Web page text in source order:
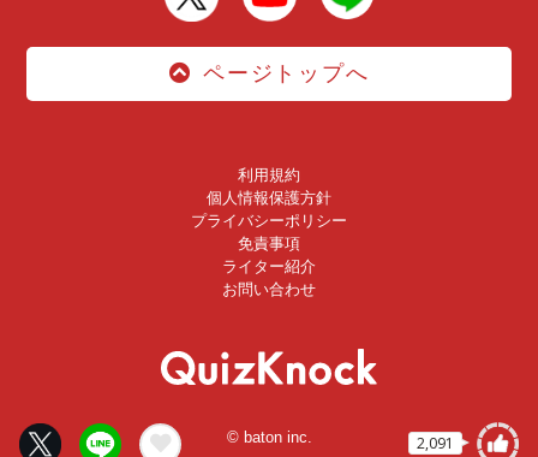
2,091
ページトップへ
利用規約
個人情報保護方針
プライバシーポリシー
免責事項
ライター紹介
お問い合わせ
© baton inc.